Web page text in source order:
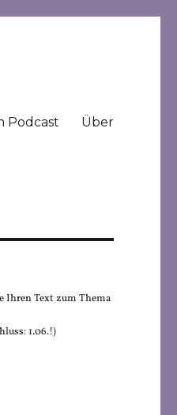
Podcast Über
Ihren Text zum Thema
1.06.!)